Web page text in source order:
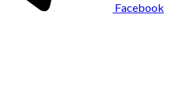
Facebook